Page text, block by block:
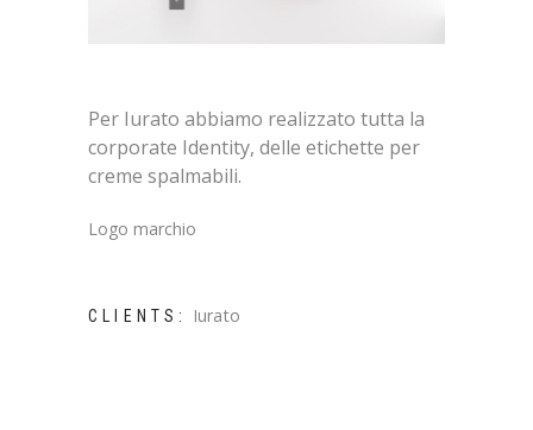
Per Iurato abbiamo realizzato tutta la
corporate Identity, delle etichette per
creme spalmabili.
Logo marchio
CLIENTS: Iurato